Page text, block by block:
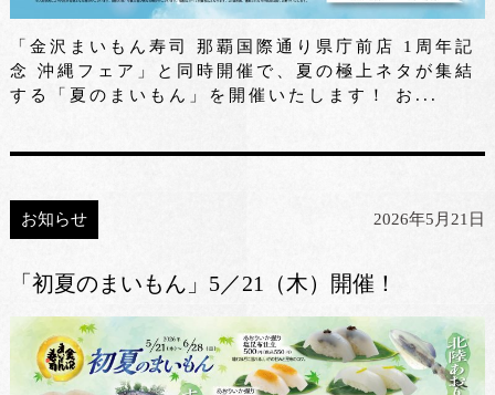
「金沢まいもん寿司 那覇国際通り県庁前店 1周年記
念 沖縄フェア」と同時開催で、夏の極上ネタが集結
する「夏のまいもん」を開催いたします！ お...
お知らせ 2026年5月21日
「初夏のまいもん」5／21（木）開催！